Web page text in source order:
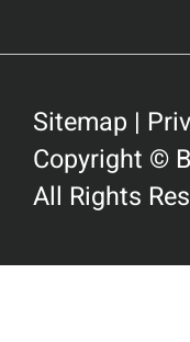
Sitemap |
Copyright ©
All Rights